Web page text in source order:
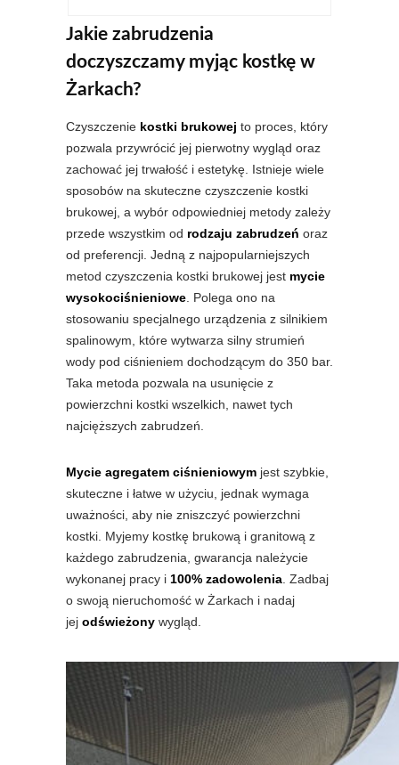
Jakie zabrudzenia
doczyszczamy myjąc kostkę w
Żarkach?
Czyszczenie kostki brukowej to proces, który
pozwala przywrócić jej pierwotny wygląd oraz
zachować jej trwałość i estetykę. Istnieje wiele
sposobów na skuteczne czyszczenie kostki
brukowej, a wybór odpowiedniej metody zależy
przede wszystkim od rodzaju zabrudzeń oraz
od preferencji. Jedną z najpopularniejszych
metod czyszczenia kostki brukowej jest mycie
wysokociśnieniowe . Polega ono na
stosowaniu specjalnego urządzenia z silnikiem
spalinowym, które wytwarza silny strumień
wody pod ciśnieniem dochodzącym do 350 bar.
Taka metoda pozwala na usunięcie z
powierzchni kostki wszelkich, nawet tych
najcięższych zabrudzeń.
Mycie agregatem ciśnieniowym jest szybkie,
skuteczne i łatwe w użyciu, jednak wymaga
uważności, aby nie zniszczyć powierzchni
kostki. Myjemy kostkę brukową i granitową z
każdego zabrudzenia, gwarancja należycie
wykonanej pracy i 100% zadowolenia . Zadbaj
o swoją nieruchomość w Żarkach i nadaj
jej odświeżony wygląd.